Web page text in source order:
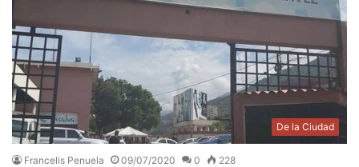
De la Ciudad
Francelis Penuela 09/07/2020 0 228